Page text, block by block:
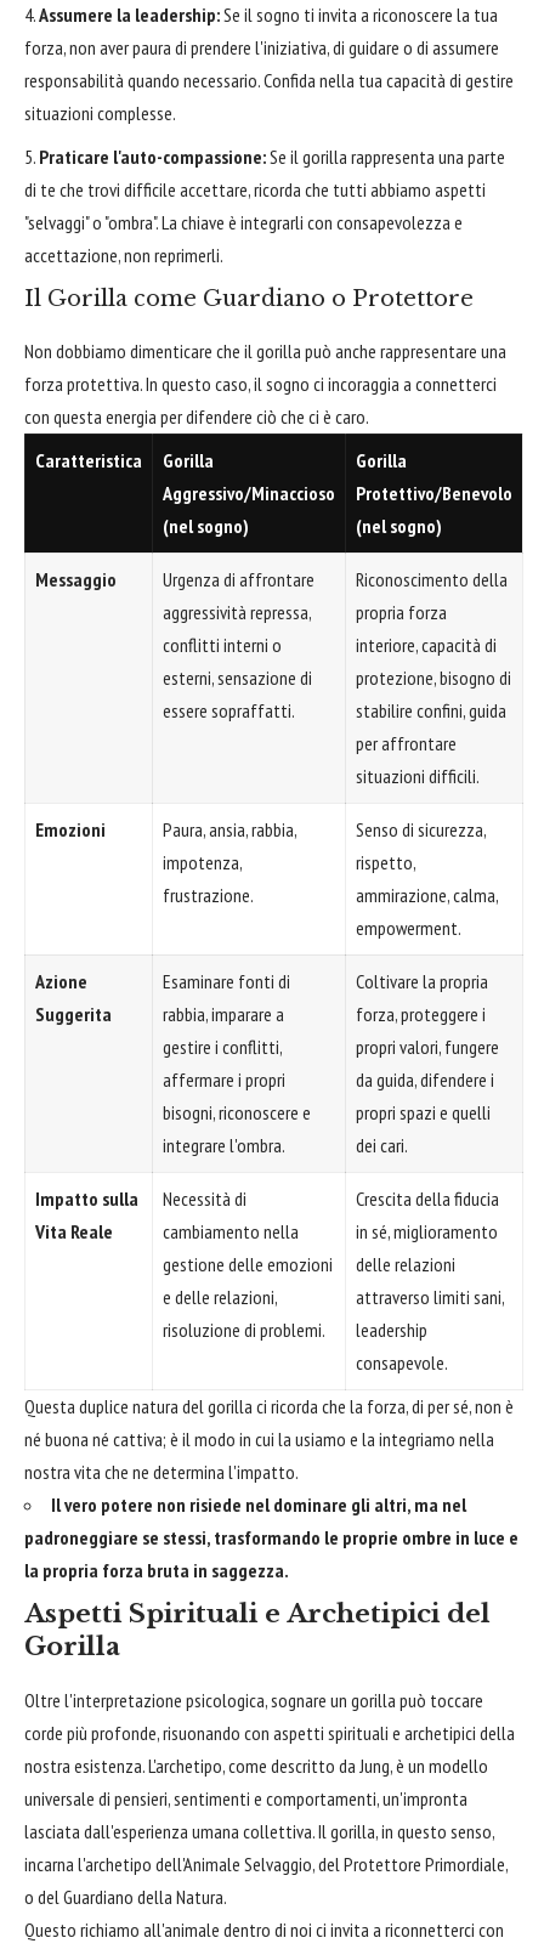
Assumere la leadership:Se il sogno ti invita a riconoscere la tua
forza, non aver paura di prendere l'iniziativa, di guidare o di assumere
responsabilità quando necessario. Confida nella tua capacità di gestire
situazioni complesse.
Praticare l'auto-compassione:Se il gorilla rappresenta una parte
di te che trovi difficile accettare, ricorda che tutti abbiamo aspetti
"selvaggi" o "ombra". La chiave è integrarli con consapevolezza e
accettazione, non reprimerli.
Il Gorilla come Guardiano o Protettore
Non dobbiamo dimenticare che il gorilla può anche rappresentare una
forza protettiva. In questo caso, il sogno ci incoraggia a connetterci
con questa energia per difendere ciò che ci è caro.
Caratteristica
Gorilla
Aggressivo/Minaccioso
(nel sogno)
Gorilla
Protettivo/Benevolo
(nel sogno)
Messaggio
Urgenza di affrontare
aggressività repressa,
conflitti interni o
esterni, sensazione di
essere sopraffatti.
Riconoscimento della
propria forza
interiore, capacità di
protezione, bisogno di
stabilire confini, guida
per affrontare
situazioni difficili.
Emozioni
Paura, ansia, rabbia,
impotenza,
frustrazione.
Senso di sicurezza,
rispetto,
ammirazione, calma,
empowerment.
Azione
Suggerita
Esaminare fonti di
rabbia, imparare a
gestire i conflitti,
affermare i propri
bisogni, riconoscere e
integrare l'ombra.
Coltivare la propria
forza, proteggere i
propri valori, fungere
da guida, difendere i
propri spazi e quelli
dei cari.
Impatto sulla
Vita Reale
Necessità di
cambiamento nella
gestione delle emozioni
e delle relazioni,
risoluzione di problemi.
Crescita della fiducia
in sé, miglioramento
delle relazioni
attraverso limiti sani,
leadership
consapevole.
Questa duplice natura del gorilla ci ricorda che la forza, di per sé, non è
né buona né cattiva; è il modo in cui la usiamo e la integriamo nella
nostra vita che ne determina l'impatto.
Il vero potere non risiede nel dominare gli altri, ma nel
padroneggiare se stessi, trasformando le proprie ombre in luce e
la propria forza bruta in saggezza.
Aspetti Spirituali e Archetipici del
Gorilla
Oltre l'interpretazione psicologica, sognare un gorilla può toccare
corde più profonde, risuonando con aspetti spirituali e archetipici della
nostra esistenza. L'archetipo, come descritto da Jung, è un modello
universale di pensieri, sentimenti e comportamenti, un'impronta
lasciata dall'esperienza umana collettiva. Il gorilla, in questo senso,
incarna l'archetipo dell'Animale Selvaggio, del Protettore Primordiale,
o del Guardiano della Natura.
Questo richiamo all'animale dentro di noi ci invita a riconnetterci con